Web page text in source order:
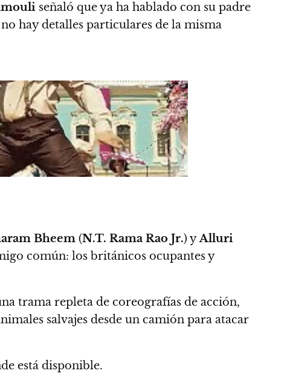
señaló que ya ha hablado con su padre
hay detalles particulares de la misma
Bheem (N.T. Rama Rao Jr.) yAlluri
común: los británicos ocupantes y
trama repleta de coreografías de acción,
salvajes desde un camión para atacar
está disponible.